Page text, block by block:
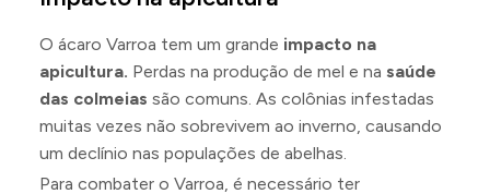
O ácaro Varroa tem um grande impacto na
apicultura. Perdas na produção de mel e na saúde
das colmeias são comuns. As colônias infestadas
muitas vezes não sobrevivem ao inverno, causando
um declínio nas populações de abelhas.
Para combater o Varroa, é necessário ter